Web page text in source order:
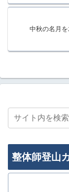
中秋の名月
整体師登山